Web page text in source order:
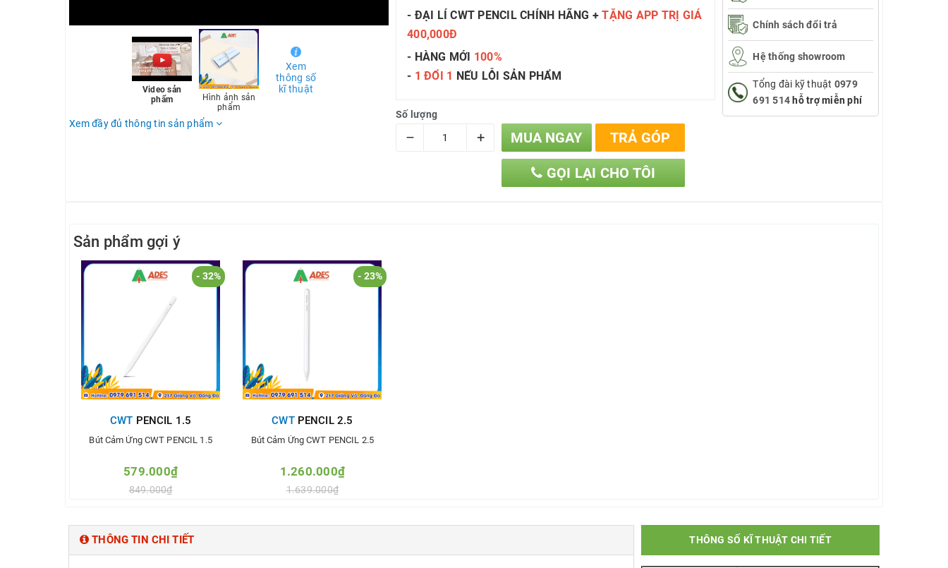
Video sản
phẩm
Hình ảnh sản
phẩm
Xem
thông số
kĩ thuật
Xem đầy đủ thông tin sản phẩm
- ĐẠI LÍ CWT PENCIL CHÍNH HÃNG +TẶNG APP TRỊ GIÁ
400,000Đ
- HÀNG MỚI 100%
- 1 ĐỔI 1 NẾU LỖI SẢN PHẨM
Số lượng
– + MUA NGAY TRẢ GÓP
GỌI LẠI CHO TÔI
Chính sách đổi trả
Hệ thống showroom
Tổng đài kỹ thuật 0979
691 514 hỗ trợ miễn phí
Sản phẩm gợi ý
- 32%
CWT PENCIL 1.5
Bút Cảm Ứng CWT PENCIL 1.5
579.000₫
849.000₫
- 23%
CWTPENCIL 2.5
Bút Cảm Ứng CWT PENCIL 2.5
1.260.000₫
1.639.000₫
THÔNG TIN CHI TIẾT THÔNG SỐ KĨ THUẬT CHI TIẾT